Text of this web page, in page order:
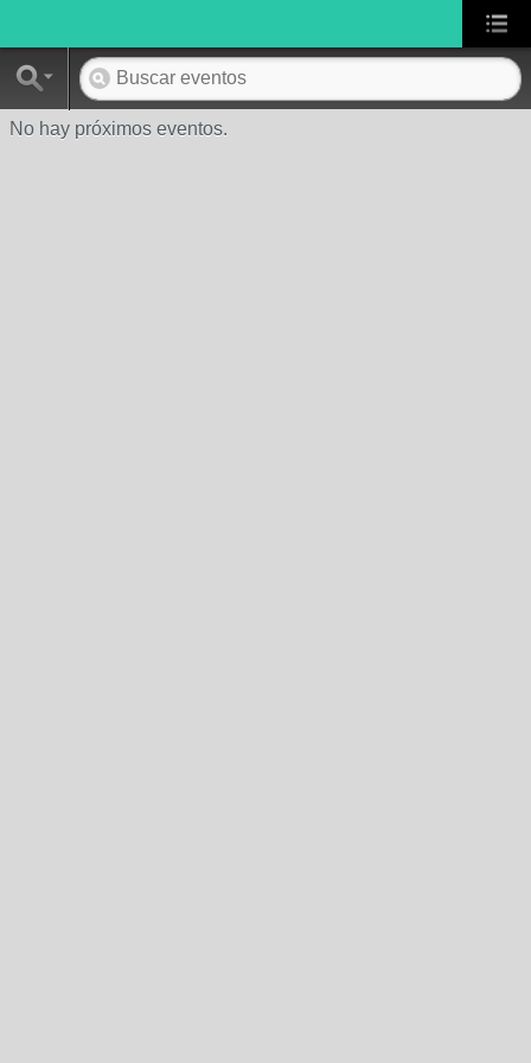
No hay próximos eventos.